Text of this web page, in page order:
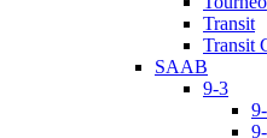
Transit
Transit
SAAB
9-3